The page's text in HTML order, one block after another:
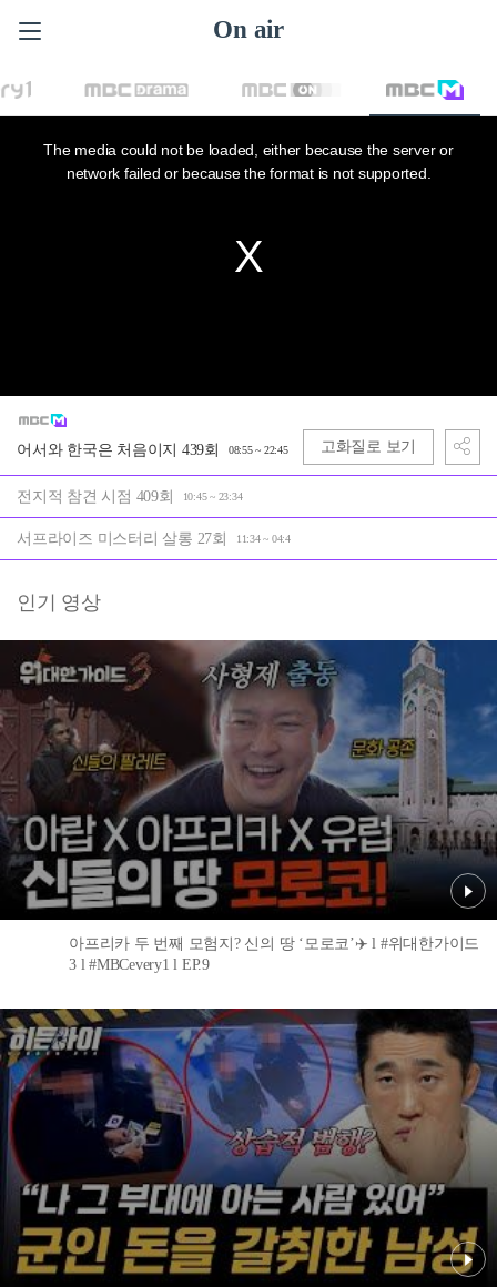
On air
The media could not be loaded, either because the server or
network failed or because the format is not supported.
어서와 한국은 처음이지 439회 08:55 ~ 22:45 고화질로 보기
전지적 참견 시점 409회 10:45 ~ 23:34
서프라이즈 미스터리 살롱 27회 11:34 ~ 04:4
인기 영상
아프리카 두 번째 모험지? 신의 땅 ‘모로코’✈️ l #위대한가이드
3 l #MBCevery1 l EP.9